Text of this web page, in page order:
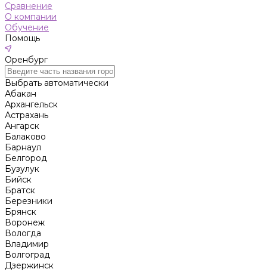
Сравнение
О компании
Обучение
Помощь
Оренбург
Выбрать автоматически
Абакан
Архангельск
Астрахань
Ангарск
Балаково
Барнаул
Белгород
Бузулук
Бийск
Братск
Березники
Брянск
Воронеж
Вологда
Владимир
Волгоград
Дзержинск